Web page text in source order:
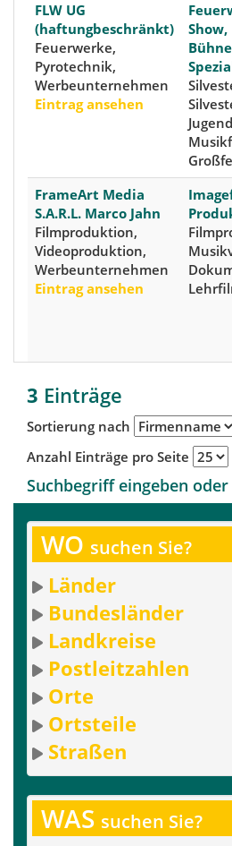
FLW UG
(haftungbeschränkt)
Feuerwerke,
Pyrotechnik,
Werbeunternehmen
Eintrag ansehen
Show,
FrameArt Media
S.A.R.L. Marco Jahn
Filmproduktion,
Videoproduktion,
Werbeunternehmen
Eintrag ansehen
3 Einträge
Sortierung nach
Anzahl Einträge pro Seite
Suchbegriff eingeben
WO suchen Sie?
Länder
Bundesländer
Landkreise
Postleitzahlen
Orte
Ortsteile
Straßen
WAS suchen Sie?